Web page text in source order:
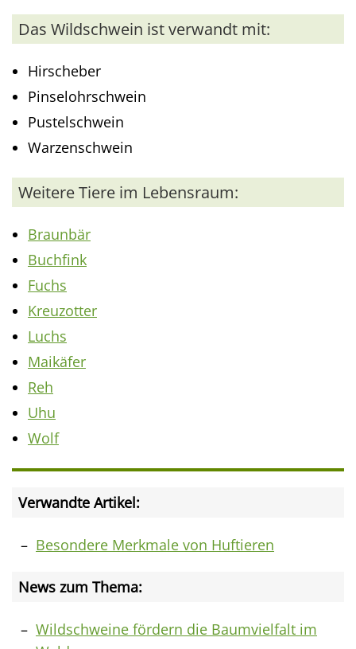
Das Wildschwein ist verwandt mit:
Hirscheber
Pinselohrschwein
Pustelschwein
Warzenschwein
Weitere Tiere im Lebensraum:
Braunbär
Buchfink
Fuchs
Kreuzotter
Luchs
Maikäfer
Reh
Uhu
Wolf
Verwandte Artikel:
Besondere Merkmale von Huftieren
News zum Thema:
Wildschweine fördern die Baumvielfalt im